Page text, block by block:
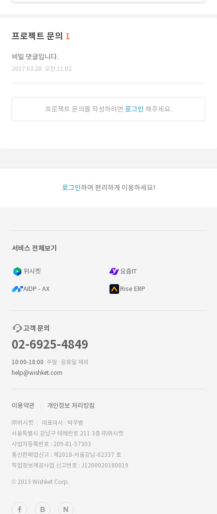
프로젝트 문의 1
비밀 댓글입니다.
2017.03.28. 오전 11:02
프로젝트 문의를 작성하려면 로그인 해주세요.
로그인하여 편리하게 이용하세요!
서비스 전체보기
위시켓 요즘IT
AIDP - AX Rise ERP
고객 문의
02-6925-4849
10:00-18:00 주말·공휴일 제외
help@wishket.com
이용약관 개인정보 처리방침
㈜위시켓
대표이사 : 박우범
서울특별시 강남구 테헤란로 211 3층 ㈜위시켓
사업자등록번호 : 209-81-57303
통신판매업신고 : 제2018-서울강남-02337 호
직업정보제공사업 신고번호 : J1200020180019
© 2013 Wishket Corp.